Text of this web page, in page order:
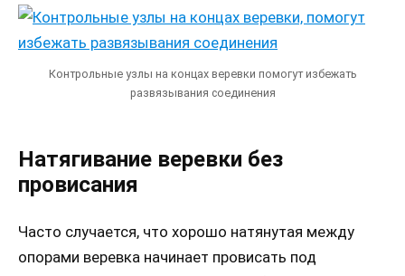
Контрольные узлы на концах веревки помогут избежать
развязывания соединения
Натягивание веревки без
провисания
Часто случается, что хорошо натянутая между
опорами веревка начинает провисать под